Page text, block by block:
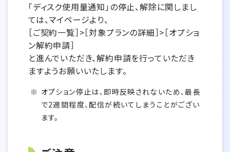
「ディスク使用量通知」の停止、解除に関しまし
ては、マイページより、
［ご契約一覧］>［対象プランの詳細］>［オプショ
ン解約申請］
と進んでいただき、解約申請を行っていただき
ますようお願いいたします。
オプション停止は、即時反映されないため、最長
で2週間程度、配信が続いてしまうことがござい
ます。